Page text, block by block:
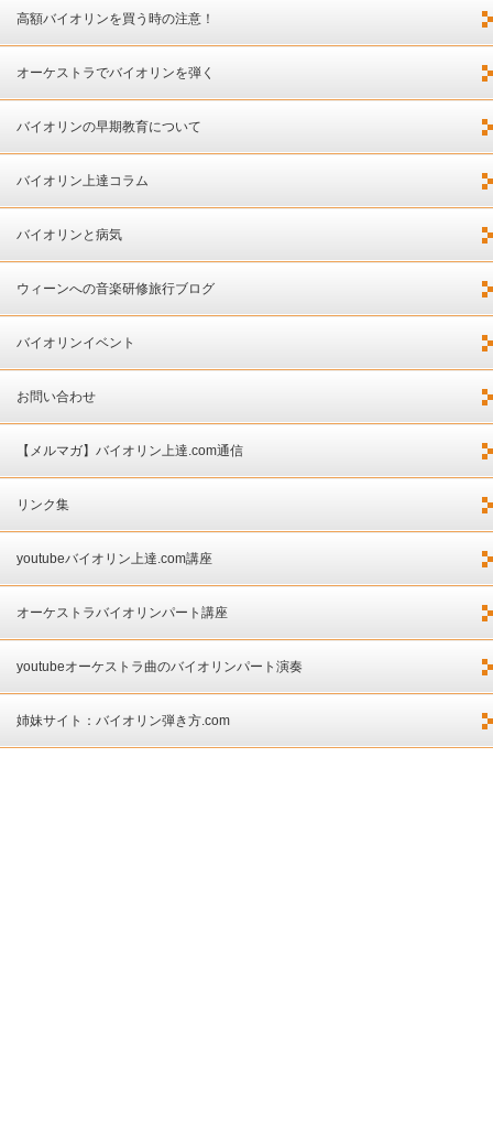
高額バイオリンを買う時の注意！
オーケストラでバイオリンを弾く
バイオリンの早期教育について
バイオリン上達コラム
バイオリンと病気
ウィーンへの音楽研修旅行ブログ
バイオリンイベント
お問い合わせ
【メルマガ】バイオリン上達.com通信
リンク集
youtubeバイオリン上達.com講座
オーケストラバイオリンパート講座
youtubeオーケストラ曲のバイオリンパート演奏
姉妹サイト：バイオリン弾き方.com